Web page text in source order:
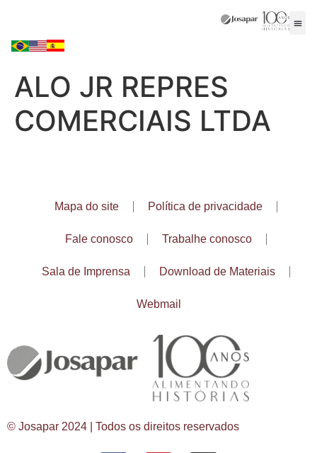
ALO JR REPRES
COMERCIAIS LTDA
Mapa do site Política de privacidade
Fale conosco Trabalhe conosco
Sala de Imprensa Download de Materiais
Webmail
© Josapar 2024 | Todos os direitos reservados